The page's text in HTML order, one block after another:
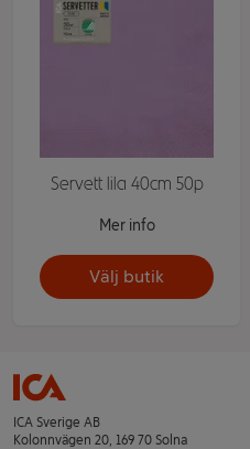
Servett lila 40cm 50p
Mer info
Välj butik
ICA Sverige AB
Kolonnvägen 20, 169 70 Solna